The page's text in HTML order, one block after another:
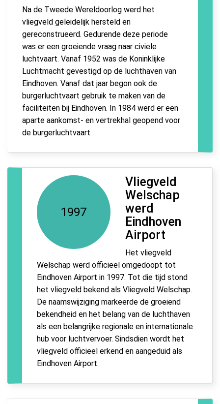
Na de Tweede Wereldoorlog werd het
vliegveld geleidelijk hersteld en
gereconstrueerd. Gedurende deze periode
was er een groeiende vraag naar civiele
luchtvaart. Vanaf 1952 was de Koninklijke
Luchtmacht gevestigd op de luchthaven van
Eindhoven. Vanaf dat jaar begon ook de
burgerluchtvaart gebruik te maken van de
faciliteiten bij Eindhoven. In 1984 werd er een
aparte aankomst- en vertrekhal geopend voor
de burgerluchtvaart.
1997
Vliegveld
Welschap
werd
Eindhoven
Airport
Het vliegveld
Welschap werd officieel omgedoopt tot
Eindhoven Airport in 1997. Tot die tijd stond
het vliegveld bekend als Vliegveld Welschap.
De naamswijziging markeerde de groeiend
bekendheid en het belang van de luchthaven
als een belangrijke regionale en internationale
hub voor luchtvervoer. Sindsdien wordt het
vliegveld officieel erkend en aangeduid als
Eindhoven Airport.